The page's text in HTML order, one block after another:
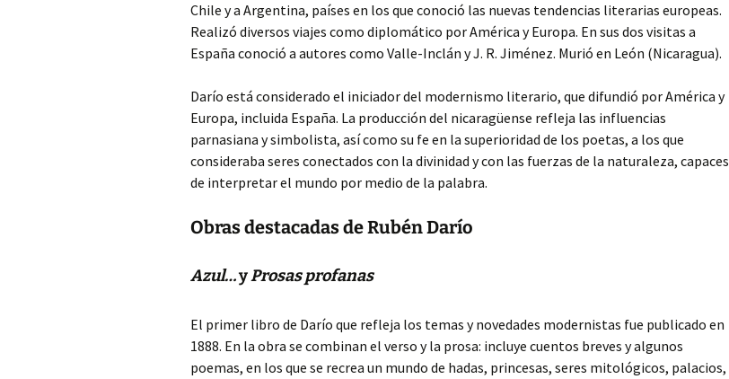
Chile y a Argentina, países en los que conoció las nuevas tendencias literarias europeas.
Realizó diversos viajes como diplomático por América y Europa. En sus dos visitas a
España conoció a autores como Valle-Inclán y J. R. Jiménez. Murió en León (Nicaragua).
Darío está considerado el iniciador del modernismo literario, que difundió por América y
Europa, incluida España. La producción del nicaragüense refleja las influencias
parnasiana y simbolista, así como su fe en la superioridad de los poetas, a los que
consideraba seres conectados con la divinidad y con las fuerzas de la naturaleza, capaces
de interpretar el mundo por medio de la palabra.
Obras destacadas de Rubén Darío
Azul…yProsas profanas
El primer libro de Darío que refleja los temas y novedades modernistas fue publicado en
1888. En la obra se combinan el verso y la prosa: incluye cuentos breves y algunos
poemas, en los que se recrea un mundo de hadas, princesas, seres mitológicos, palacios,